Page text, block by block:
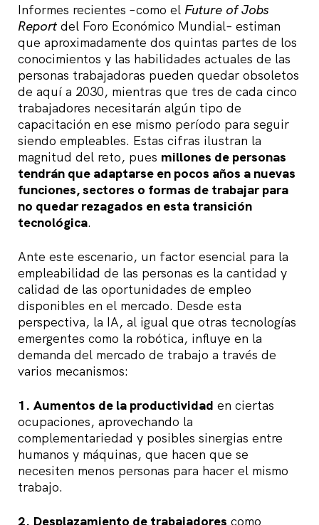
Informes recientes –como el Future of Jobs
Report del Foro Económico Mundial– estiman
que aproximadamente dos quintas partes de los
conocimientos y las habilidades actuales de las
personas trabajadoras pueden quedar obsoletos
de aquí a 2030, mientras que tres de cada cinco
trabajadores necesitarán algún tipo de
capacitación en ese mismo período para seguir
siendo empleables. Estas cifras ilustran la
magnitud del reto, pues millones de personas
tendrán que adaptarse en pocos años a nuevas
funciones, sectores o formas de trabajar para
no quedar rezagados en esta transición
tecnológica.
Ante este escenario, un factor esencial para la
empleabilidad de las personas es la cantidad y
calidad de las oportunidades de empleo
disponibles en el mercado. Desde esta
perspectiva, la IA, al igual que otras tecnologías
emergentes como la robótica, influye en la
demanda del mercado de trabajo a través de
varios mecanismos:
1. Aumentos de la productividad en ciertas
ocupaciones, aprovechando la
complementariedad y posibles sinergias entre
humanos y máquinas, que hacen que se
necesiten menos personas para hacer el mismo
trabajo.
2. Desplazamiento de trabajadores como